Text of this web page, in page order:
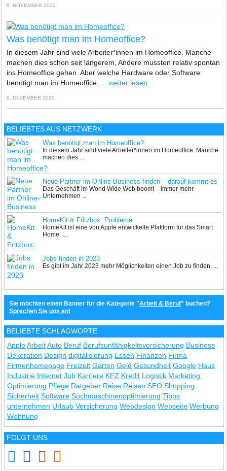
9. NOVEMBER 2022
Was benötigt man im Homeoffice?
In diesem Jahr sind viele Arbeiter*innen im Homeoffice. Manche
machen dies schon seit längerem, Andere mussten relativ spontan
ins Homeoffice gehen. Aber welche Hardware oder Software
benötigt man im Homeoffice, ...weiter lesen
9. DEZEMBER 2020
BELIEBTES AUS NETZWERK
Was benötigt man im Homeoffice?
In diesem Jahr sind viele Arbeiter*innen im Homeoffice. Manche
machen dies ...
Neue Partner im Online-Business finden – darauf kommt es
wirklich an!
Das Geschäft im World Wide Web boomt – immer mehr
Unternehmen ...
HomeKit & Fritzbox: Probleme
HomeKit ist eine von Apple entwickelte Plattform für das Smart
Home. ...
Jobs finden in 2023
Es gibt im Jahr 2023 mehr Möglichkeiten einen Job zu finden, ...
Sie möchten einen Banner für die Kategorie "Arbeit & Beruf" buchen?
Sprechen Sie uns an!
BELIEBTE SCHLAGWORTE
Apple Arbeit Auto Beruf Berufsunfähigkeitsversicherung Business
Dekoration Design digitalisierung Essen Finanzen Firma
Firmenhomepage Freizeit Garten Geld Gesundheit Google Haus
Industrie Internet Job Karriere KFZ Kredit Logistik Marketing
Optimierung Pflege Ratgeber Reise Reisen SEO Shopping
Sicherheit Software Suchmaschinenoptimierung Tipps
unternehmen Urlaub Versicherung Webdesign Webseite Werbung
Wohnung
FOLGT UNS